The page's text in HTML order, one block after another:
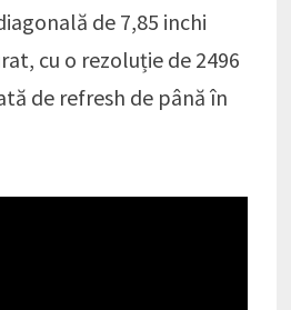
de 7,85 inchi
cu o rezoluție de 2496
de refresh de până în